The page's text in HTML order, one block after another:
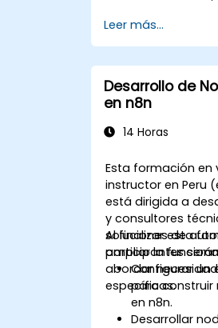
compilación,
mediante n8n.
Supervisar y
los conductos
paneles de
Mejorar los
con nodos y
Leer más...
Desarrollo de
en n8n
14 Horas
Esta formación en
instructor en Peru
está dirigida a
y consultores
soluciones de
ampliar la
abordar
específicas.
Al finalizar esta
participantes
Configurar un
para construir
en n8n.
Desarrollar